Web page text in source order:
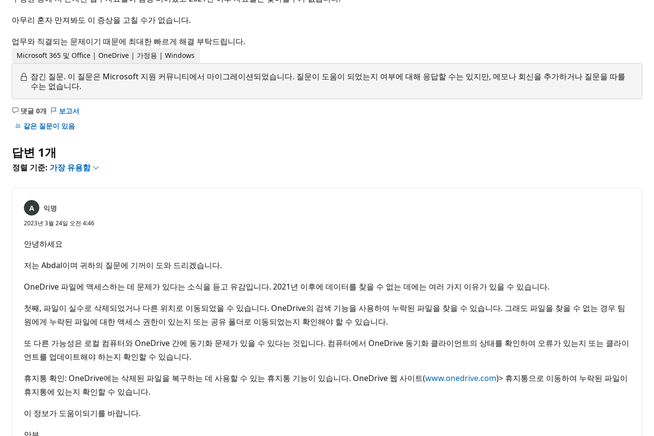
아무리 혼자 만져봐도 이 증상을 고칠 수가 없습니다.
업무와 직결되는 문제이기 때문에 최대한 빠르게 해결 부탁드립니다.
Microsoft 365 및 Office | OneDrive | 가정용 | Windows
잠긴 질문. 이 질문은 Microsoft 지원 커뮤니티에서 마이그레이션되었습니다. 질문이 도움이 되었는지 여부에 대해 응답할 수는 있지만, 메모나 회신을 추가하거나 질문을 따를
수는 없습니다.
댓글 0개
설
명
음
보고서
같은 질문이 있음
답변 1개
정렬 기준: 가장 유용함
익명
2023년 3월 24일 오전 4:46
안녕하세요
저는 Abdal이며 귀하의 질문에 기꺼이 도와 드리겠습니다.
OneDrive 파일에 액세스하는 데 문제가 있다는 소식을 듣고 유감입니다. 2021년 이후에 데이터를 찾을 수 없는 데에는 여러 가지 이유가 있을 수 있습니다.
첫째, 파일이 실수로 삭제되었거나 다른 위치로 이동되었을 수 있습니다. OneDrive의 검색 기능을 사용하여 누락된 파일을 찾을 수 있습니다. 그래도 파일을 찾을 수 없는 경우 팀
원에게 누락된 파일에 대한 액세스 권한이 있는지 또는 공유 폴더로 이동되었는지 확인해야 할 수 있습니다.
또 다른 가능성은 로컬 컴퓨터와 OneDrive 간에 동기화 문제가 있을 수 있다는 것입니다. 컴퓨터에서 OneDrive 동기화 클라이언트의 상태를 확인하여 오류가 있는지 또는 클라이
언트를 업데이트해야 하는지 확인할 수 있습니다.
휴지통 확인: OneDrive에는 삭제된 파일을 복구하는 데 사용할 수 있는 휴지통 기능이 있습니다. OneDrive 웹 사이트(www.onedrive.com)> 휴지통으로 이동하여 누락된 파일이
휴지통에 있는지 확인할 수 있습니다.
이 정보가 도움이되기를 바랍니다.